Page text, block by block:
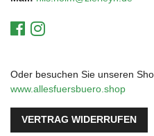
Oder besuchen Sie unseren
www.allesfuersbuero.shop
VERTRAG WIDERRUFEN